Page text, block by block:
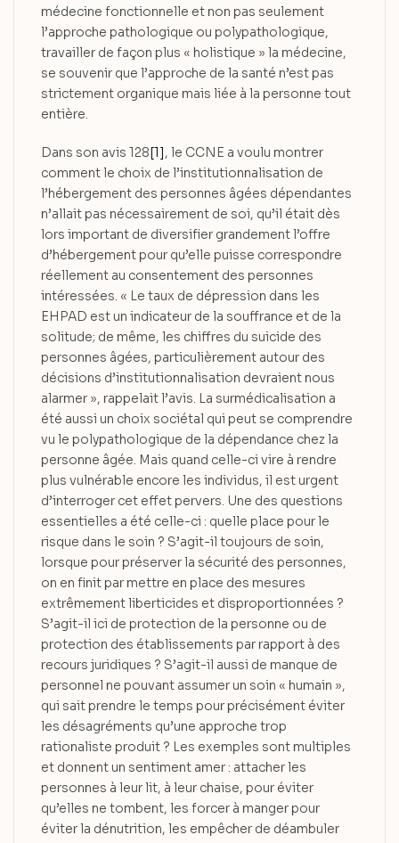
médecine fonctionnelle et non pas seulement
l’approche pathologique ou polypathologique,
travailler de façon plus « holistique » la médecine,
se souvenir que l’approche de la santé n’est pas
strictement organique mais liée à la personne tout
entière.
Dans son avis 128[1], le CCNE a voulu montrer
comment le choix de l’institutionnalisation de
l’hébergement des personnes âgées dépendantes
n’allait pas nécessairement de soi, qu’il était dès
lors important de diversifier grandement l’offre
d’hébergement pour qu’elle puisse correspondre
réellement au consentement des personnes
intéressées. « Le taux de dépression dans les
EHPAD est un indicateur de la souffrance et de la
solitude; de même, les chiffres du suicide des
personnes âgées, particulièrement autour des
décisions d’institutionnalisation devraient nous
alarmer », rappelait l’avis. La surmédicalisation a
été aussi un choix sociétal qui peut se comprendre
vu le polypathologique de la dépendance chez la
personne âgée. Mais quand celle-ci vire à rendre
plus vulnérable encore les individus, il est urgent
d’interroger cet effet pervers. Une des questions
essentielles a été celle-ci : quelle place pour le
risque dans le soin ? S’agit-il toujours de soin,
lorsque pour préserver la sécurité des personnes,
on en finit par mettre en place des mesures
extrêmement liberticides et disproportionnées ?
S’agit-il ici de protection de la personne ou de
protection des établissements par rapport à des
recours juridiques ? S’agit-il aussi de manque de
personnel ne pouvant assumer un soin « humain »,
qui sait prendre le temps pour précisément éviter
les désagréments qu’une approche trop
rationaliste produit ? Les exemples sont multiples
et donnent un sentiment amer : attacher les
personnes à leur lit, à leur chaise, pour éviter
qu’elles ne tombent, les forcer à manger pour
éviter la dénutrition, les empêcher de déambuler